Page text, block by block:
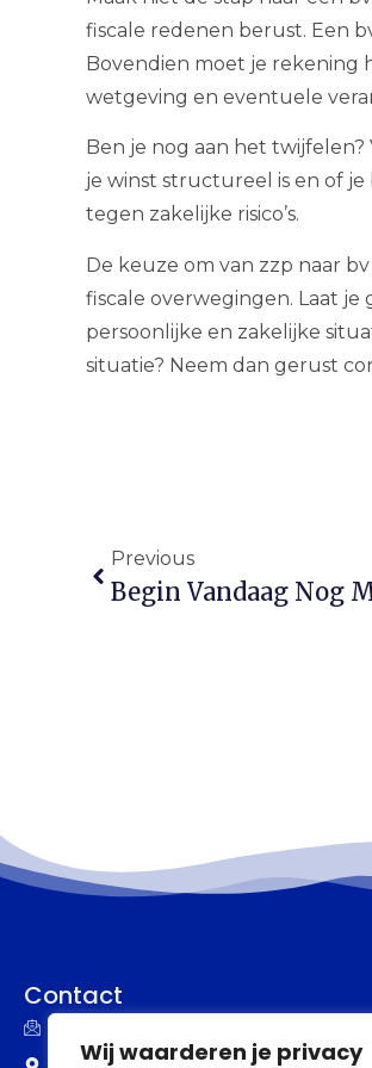
Wij waarderen je privacy
fiscale redenen berust. Een
Bovendien moet je
wetgeving en eventuele
Ben je nog aan het
je winst structureel is en of
tegen zakelijke risico’s.
De keuze om van zzp naar
fiscale overwegingen. Laat je
persoonlijke en zakelijke
situatie? Neem dan gerust
Previous
Contact